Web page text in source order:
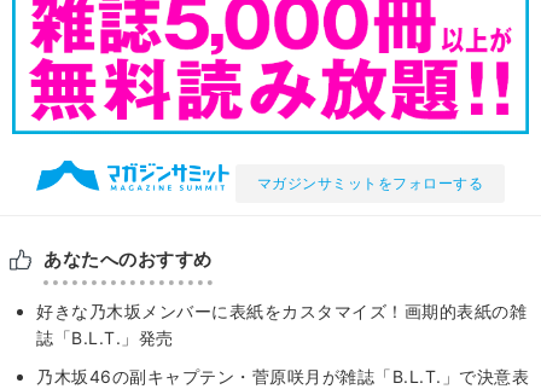
マガジンサミットをフォローする
あなたへのおすすめ
好きな乃木坂メンバーに表紙をカスタマイズ！画期的表紙の雑
誌「B.L.T.」発売
乃木坂46の副キャプテン・菅原咲月が雑誌「B.L.T.」で決意表